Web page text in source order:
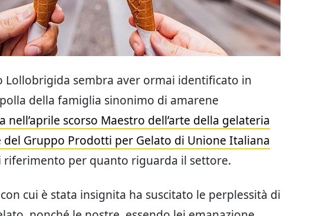
Lollobrigida sembra aver ormai identificato in
della famiglia sinonimo di amarene
nell’aprile scorso Maestro dell’arte della gelateria
del Gruppo Prodotti per Gelato di Unione Italiana
riferimento per quanto riguarda il settore.
cui è stata insignita ha suscitato le perplessità di